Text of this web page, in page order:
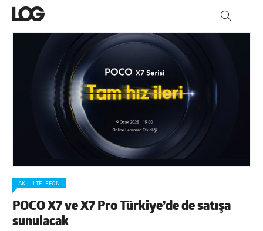
AKILLI TELEFON
POCO X7 ve X7 Pro Türkiye’de de satışa
sunulacak